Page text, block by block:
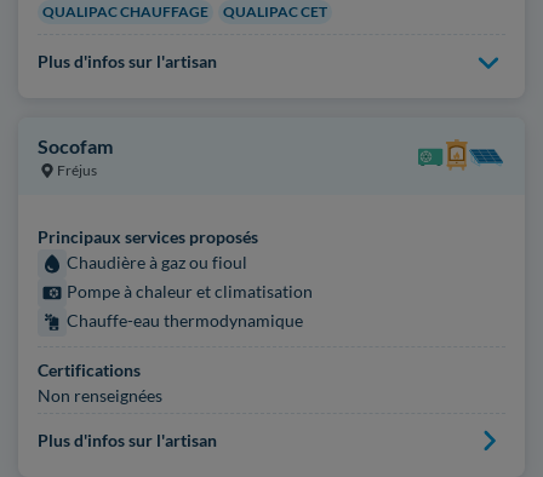
QUALIPAC CHAUFFAGE
QUALIPAC CET
Plus d'infos sur l'artisan
Socofam
Fréjus
Principaux services proposés
Chaudière à gaz ou fioul
Pompe à chaleur et climatisation
Chauffe-eau thermodynamique
Certifications
Non renseignées
Plus d'infos sur l'artisan